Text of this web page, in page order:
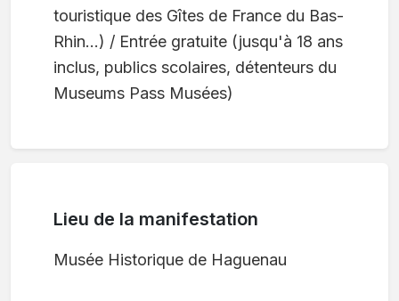
touristique des Gîtes de France du Bas-
Rhin...) / Entrée gratuite (jusqu'à 18 ans
inclus, publics scolaires, détenteurs du
Museums Pass Musées)
Lieu de la manifestation
Musée Historique de Haguenau